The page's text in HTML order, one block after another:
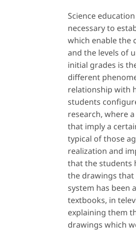
Science
necessary to
which enable the
and the levels of
initial grades is
different
relationship with
students
research, where
that imply a
typical of those
realization and
that the students
the drawings
system has been
textbooks, in
explaining them
drawings which